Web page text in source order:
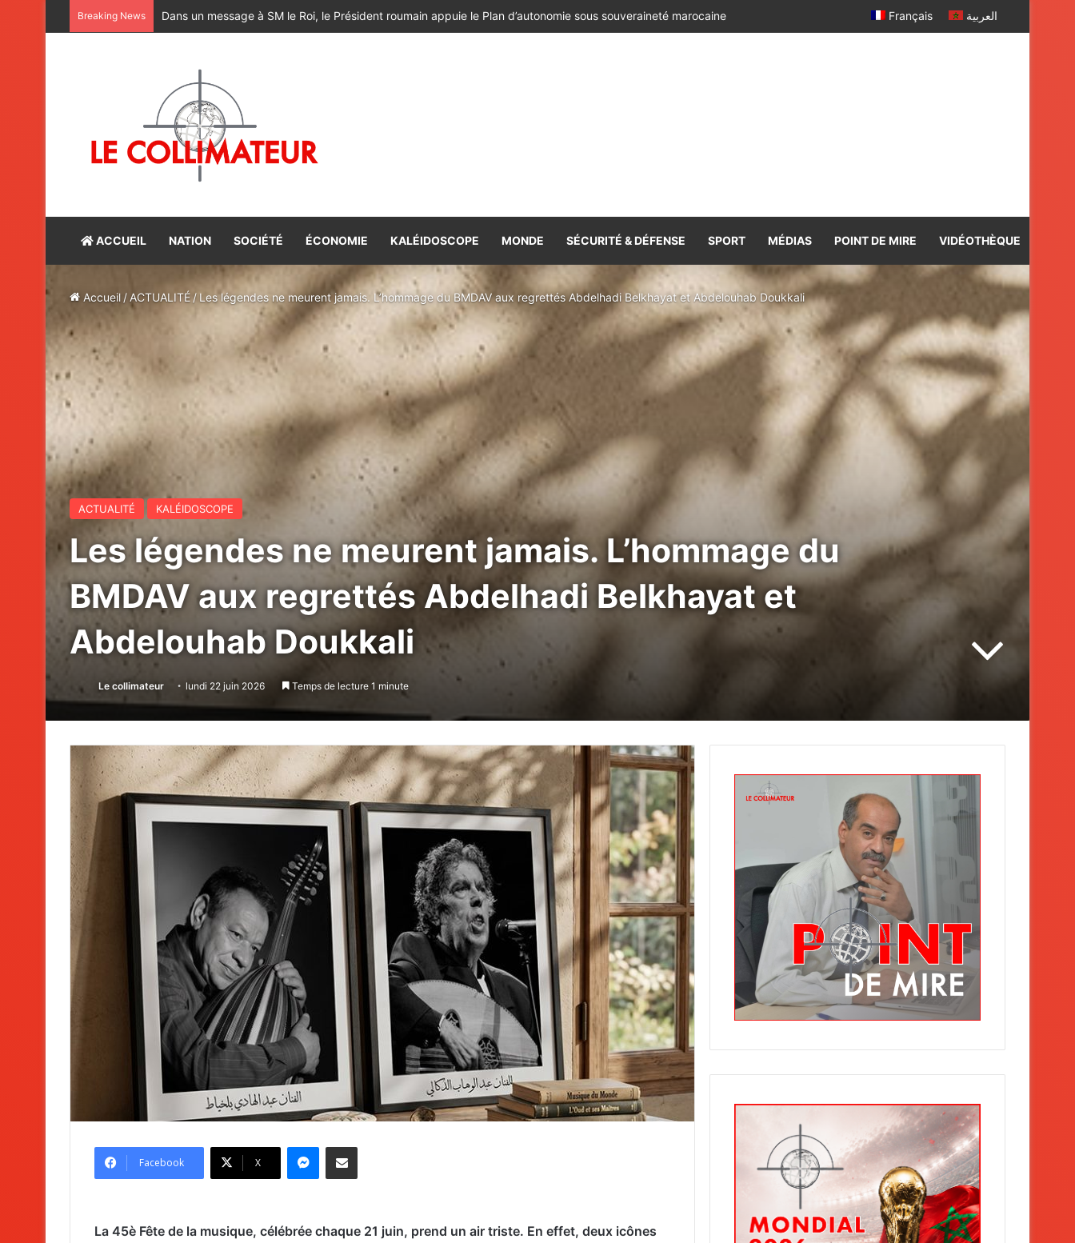
Breaking News M. Bourita reçoit le conseiller du Président de la République de Roumanie, porteur d’un message adressé à SM le Roi Français العربية
ACCUEIL NATION SOCIÉTÉ ÉCONOMIE KALÉIDOSCOPE MONDE SÉCURITÉ & DÉFENSE SPORT MÉDIAS POINT DE MIRE VIDÉOTHÈQUE
Accueil / ACTUALITÉ / Les légendes ne meurent jamais. L’hommage du BMDAV aux regrettés Abdelhadi Belkhayat et Abdelouhab Doukkali
ACTUALITÉ KALÉIDOSCOPE
Les légendes ne meurent jamais. L’hommage du
BMDAV aux regrettés Abdelhadi Belkhayat et
Abdelouhab Doukkali
Le collimateur lundi 22 juin 2026 Temps de lecture 1 minute
Facebook X
La 45è Fête de la musique, célébrée chaque 21 juin, prend un air triste. En effet, deux icônes